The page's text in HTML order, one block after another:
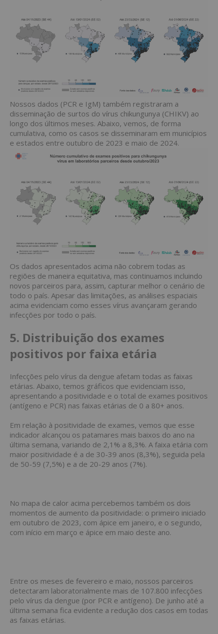
Nossos dados (PCR e IgM) também registraram a
disseminação de surtos do vírus chikungunya (CHIKV) ao
longo dos últimos meses. Abaixo, vemos, de forma
cumulativa, como os casos se disseminaram em municípios
e estados entre outubro de 2023 e maio de 2024.
Os dados apresentados acima não cobrem todas as
regiões de maneira equitativa, mas continuamos incluindo
novos parceiros para, assim, capturar melhor o cenário de
todo o país. Apesar das limitações, as análises espaciais
acima evidenciam como esses vírus avançaram gerando
infecções por todo o país.
5. Distribuição dos exames
positivos por faixa etária
Infecções pelo vírus da dengue afetam todas as faixas
etárias. Abaixo, temos gráficos que evidenciam isso,
apresentando a positividade e o total de exames positivos
(antígeno e PCR) nas faixas etárias de 0 a 80+ anos.
Em relação à positividade de exames, vemos que esse
indicador alcançou os patamares mais baixos do ano na
última semana, variando de 2,1% a 8,3%. A faixa etária com
maior positividade é a de 30-39 anos (8,3%), seguida pela
de 50-59 (7,5%) e a de 20-29 anos (7%).
No mapa de calor acima percebemos também os dois
momentos de aumento da positividade: o primeiro iniciado
em outubro de 2023, com ápice em janeiro, e o segundo,
com início em março e ápice em maio deste ano.
Entre os meses de fevereiro e maio, nossos parceiros
detectaram laboratorialmente mais de 107.800 infecções
pelo vírus da dengue (por PCR e antígeno). De junho até a
última semana fica evidente a redução dos casos em todas
as faixas etárias.